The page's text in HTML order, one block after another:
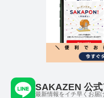
SAKAZEN 公式
最新情報をイチ早くお届